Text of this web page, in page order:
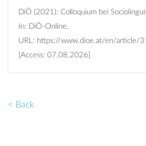
DiÖ (2021): Colloquium bei
In: DiÖ-Online.
URL: https://www.dioe.at/en/article/
[Access: 07.08.2026]
< Back